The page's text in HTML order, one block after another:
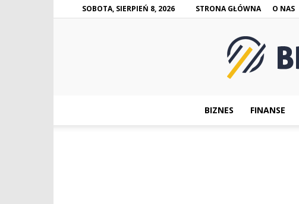
SOBOTA, SIERPIEŃ 8, 2026 STRONA GŁÓWNA O NAS
BIZNES FINANSE